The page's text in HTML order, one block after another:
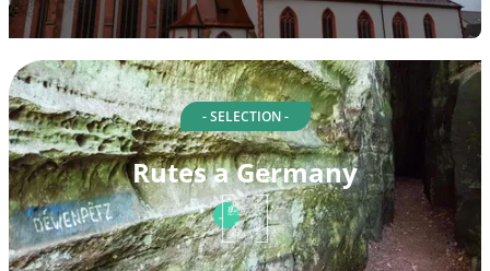
- SELECTION -
Rutes a Germany